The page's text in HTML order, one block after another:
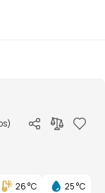
26 °C
25 °C